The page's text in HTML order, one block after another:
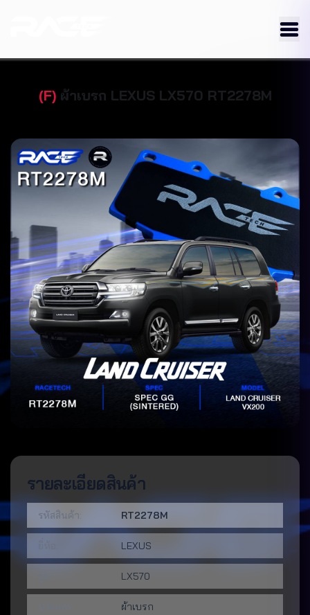
(F) ผ้าเบรก LEXUS LX570 RT2278M
รายละเอียดสินค้า
รหัสสินค้า: RT2278M
LEXUS
LX570
ผ้าเบรก